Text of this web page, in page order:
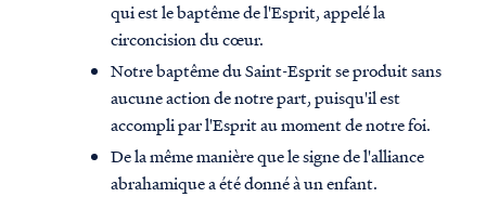
qui est le baptême de l'Esprit, appelé la
circoncision du cœur.
Notre baptême du Saint-Esprit se produit sans
aucune action de notre part, puisqu'il est
accompli par l'Esprit au moment de notre foi.
De la même manière que le signe de l'alliance
abrahamique a été donné à un enfant.